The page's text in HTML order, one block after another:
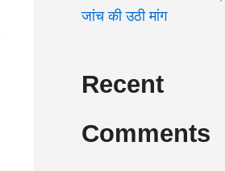
जांच की उठी मांग
Recent
Comments